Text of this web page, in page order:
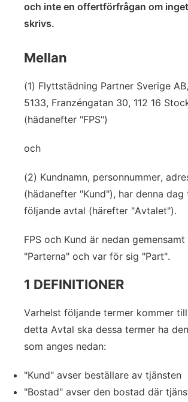
och inte en offertförfrågan om
skrivs.
Mellan
(1) Flyttstädning Partner Sverige
5133, Franzéngatan 30, 112 16
(hädanefter "FPS")
och
(2) Kundnamn, personnummer,
(hädanefter "Kund"), har denna
följande avtal (härefter "Avtalet").
FPS och Kund är nedan
"Parterna" och var för sig "Part".
1 DEFINITIONER
Varhelst följande termer kommer
detta Avtal ska dessa termer ha
som anges nedan:
"Kund" avser beställare av tjänsten
"Bostad" avser den bostad där